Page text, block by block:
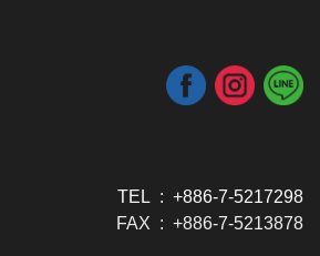
TEL : +886-7-5217298
FAX : +886-7-5213878